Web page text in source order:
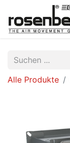
Alle Produkte